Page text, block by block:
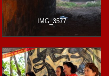
IMG_3577